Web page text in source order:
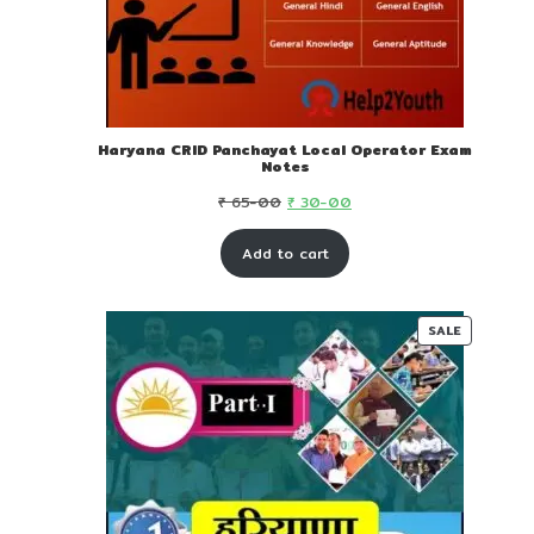
Haryana CRID Panchayat Local Operator Exam
Notes
₹65-00 Original
price
was:
00.
₹ 30-00Current
00.
Add to cart
SALE
SALE